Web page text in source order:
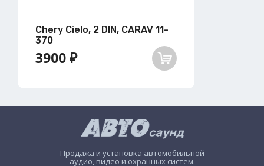
Chery Cielo, 2 DIN, CARAV 11-
370
3900 ₽
Продажа и установка автомобильной
аудио, видео и охранных систем.